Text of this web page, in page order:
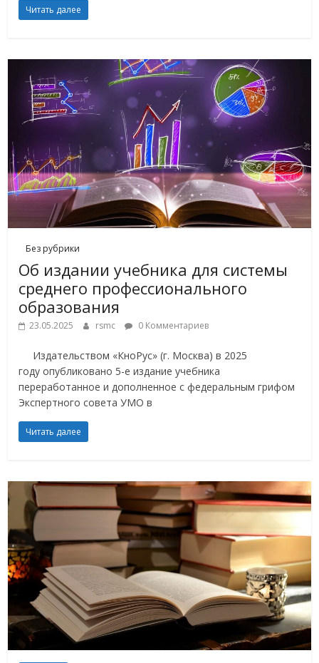
Читать далее
Без рубрики
Об издании учебника для системы
среднего профессионального
образования
23.05.2025 rsmc 0 Комментариев
Издательством «КноРус» (г. Москва) в 2025
году опубликовано 5-е издание учебника
переработанное и дополненное с федеральным грифом
Экспертного совета УМО в
Читать далее